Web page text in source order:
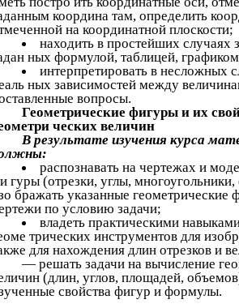
координа там, определить
на координатной плоскости;
находить в простейших случаях
ных формулой, таблицей,
интерпретировать в несложных
ных зависимостей между
вопросы.
Геометрические фигуры и их
ческих величин
В результате изучения курса
распознавать на чертежах и
гуры (отрезки, углы,
бражать указанные геометрические
по условию задачи;
владеть практическими
трических инструментов для
для нахождения длин отрезков и
— решать задачи на вычисление
(длин, углов, площадей,
свойства фигур и формулы.